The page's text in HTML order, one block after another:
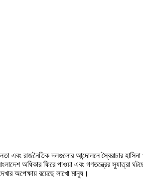
এবং রাজনৈতিক দলগুলোর আন্দোলনে স্বৈরাচার
অধিকার ফিরে পাওয়া এবং গণতন্ত্রের সুযাত্রা ঘটছে
অপেক্ষায় রয়েছে লাখো মানুষ।